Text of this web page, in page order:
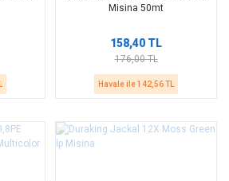
Misina 50mt
158,40 TL
176,00 TL
Havale ile 142,56 TL